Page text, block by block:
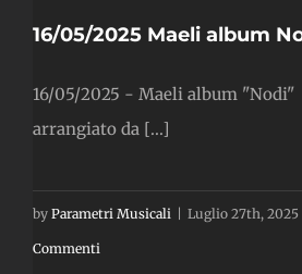
16/05/2025 Maeli album
16/05/2025 - Maeli album
arrangiato da [...]
by Parametri Musicali Luglio 27th, 2025
Commenti